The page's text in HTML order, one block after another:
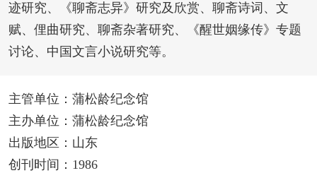
迹研究、《聊斋志异》研究及欣赏、聊斋诗词、文
赋、俚曲研究、聊斋杂著研究、《醒世姻缘传》专题
讨论、中国文言小说研究等。
主管单位：蒲松龄纪念馆
主办单位：蒲松龄纪念馆
出版地区：山东
创刊时间：1986